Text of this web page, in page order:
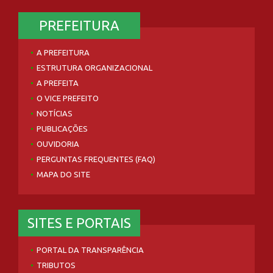
PREFEITURA
A PREFEITURA
ESTRUTURA ORGANIZACIONAL
A PREFEITA
O VICE PREFEITO
NOTÍCIAS
PUBLICAÇÕES
OUVIDORIA
PERGUNTAS FREQUENTES (FAQ)
MAPA DO SITE
SITES E PORTAIS
PORTAL DA TRANSPARÊNCIA
TRIBUTOS